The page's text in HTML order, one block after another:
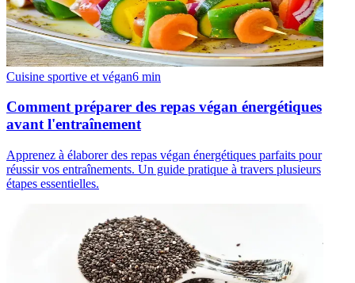
Cuisine sportive et végan6 min
Comment préparer des repas végan énergétiques
avant l'entraînement
Apprenez à élaborer des repas végan énergétiques parfaits pour
réussir vos entraînements. Un guide pratique à travers plusieurs
étapes essentielles.